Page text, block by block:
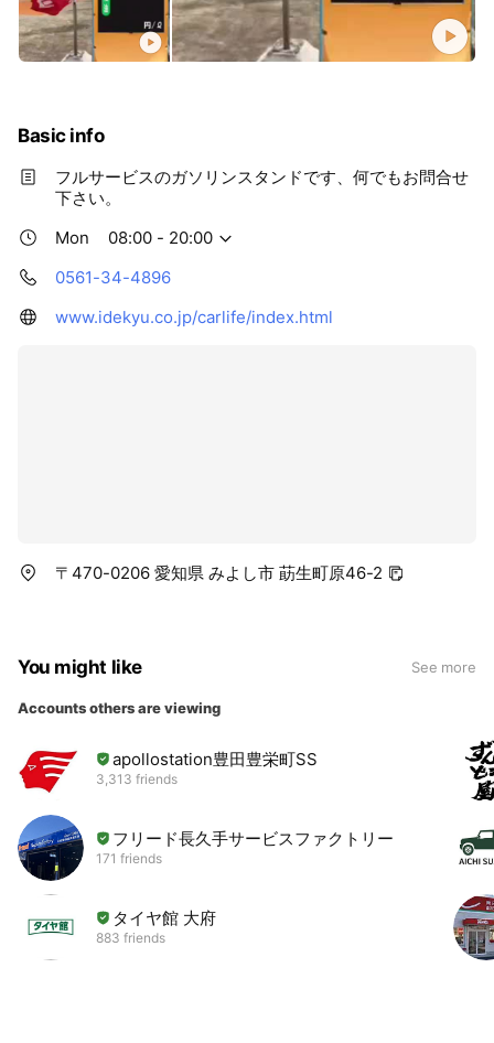
Basic info
フルサービスのガソリンスタンドです、何でもお問合せ
下さい。
Mon
08:00 - 20:00
0561-34-4896
www.idekyu.co.jp/carlife/index.html
〒470-0206 愛知県 みよし市 莇生町原46-2
You might like See more
Accounts others are viewing
apollostation豊田豊栄町SS
3,313 friends
フリード長久手サービスファクトリー
171 friends
タイヤ館 大府
883 friends